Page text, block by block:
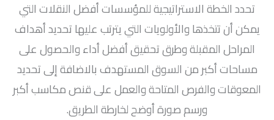
تحدد الخطة الاستراتيجية للمؤسسات أفضل النقلات التي
يمكن أن تتخذها والأولويات التي يترتب عليها تحديد أهداف
المراحل المقبلة وطرق تحقيق أفضل أداء والحصول على
مساحات أكبر من السوق المستهدف بالاضافة إلى تحديد
المعوقات والفرص المتاحة والعمل على قنص مكاسب أكبر
ورسم صورة أوضح لخارطة الطريق.